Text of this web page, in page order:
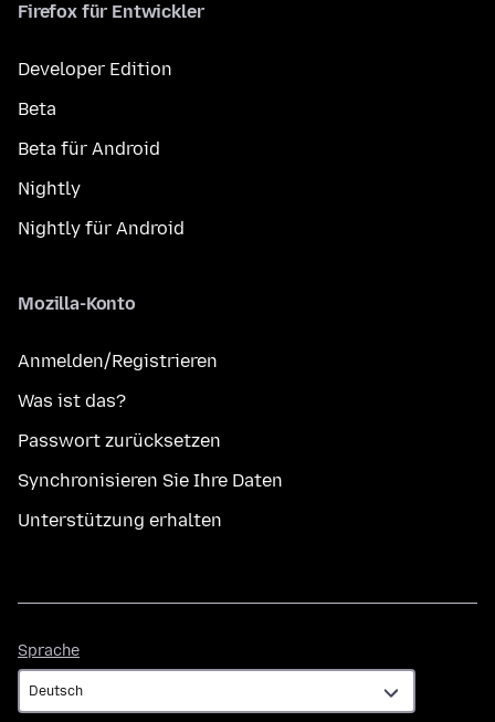
Firefox für Entwickler
Developer Edition
Beta
Beta für Android
Nightly
Nightly für Android
Mozilla-Konto
Anmelden/Registrieren
Was ist das?
Passwort zurücksetzen
Synchronisieren Sie Ihre Daten
Unterstützung erhalten
Sprache